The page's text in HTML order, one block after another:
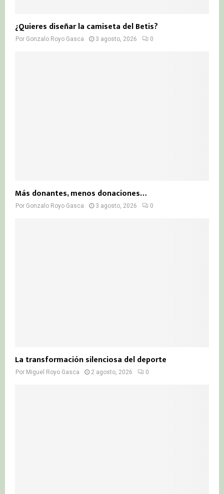
¿Quieres diseñar la camiseta del Betis?
Por Gonzalo Royo Gasca 3 agosto, 2026 0
Más donantes, menos donaciones…
Por Gonzalo Royo Gasca 3 agosto, 2026 0
La transformación silenciosa del deporte
Por Miguel Royo Gasca 2 agosto, 2026 0